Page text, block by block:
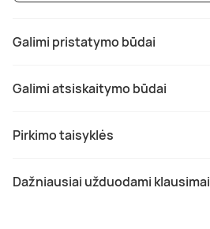
Galimi pristatymo būdai
Galimi atsiskaitymo būdai
Pirkimo taisyklės
Dažniausiai užduodami klausimai